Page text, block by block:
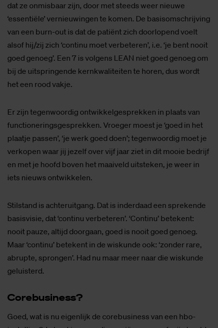
dat ze onmisbaar zijn, door met steeds weer nieuwe
‘essentiële’ vernieuwingen te komen. De basisomschrijving
van een burn-out is dat de patiënt zich doorlopend voelt
alsof hij/zij zich ‘continu moet verbeteren’, i.e. ‘je bent nooit
goed genoeg’. Een 7 is volgens LEAN niet goed genoeg om
bij de uitspringende kernkwaliteiten te horen, dus wordt
het een rood vakje.
Er zijn tegenwoordig ontwikkelgesprekken in plaats van
functioneringsgesprekken. Vroeger moest je ‘goed in het
plaatje passen’, ‘je werk goed doen’; tegenwoordig moet je
verkopen waar jij jezelf over vijf jaar ziet in dit mooie bedrijf
en met je hoofd boven het maaiveld uitsteken, je weer in
iets nieuws ontwikkelen.
Stilstand is achteruitgang. Dat is inderdaad een sprekende
basisvisie, dat ‘continu verbeteren’. ‘Continu’ betekent:
nooit pauze, altijd doorgaan, goed is nooit goed genoeg.
Maar ‘continu’ betekent in de wiskunde ook: ‘zonder rare,
abrupte, sprongen’. Had nu maar meer naar die wiskunde
geluisterd.
Co­re­bu­si­ness?
Goed, wat is nu eigenlijk de corebusiness van een hbo-